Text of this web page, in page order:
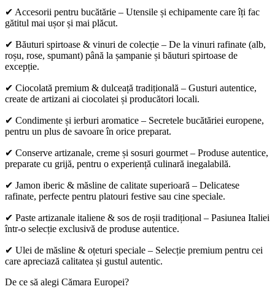
✔ Accesorii pentru bucătărie – Utensile și echipamente care îți fac
gătitul mai ușor și mai plăcut.
✔ Băuturi spirtoase & vinuri de colecție – De la vinuri rafinate (alb,
roșu, rose, spumant) până la șampanie și băuturi spirtoase de
excepție.
✔ Ciocolată premium & dulceață tradițională – Gusturi autentice,
create de artizani ai ciocolatei și producători locali.
✔ Condimente și ierburi aromatice – Secretele bucătăriei europene,
pentru un plus de savoare în orice preparat.
✔ Conserve artizanale, creme și sosuri gourmet – Produse autentice,
preparate cu grijă, pentru o experiență culinară inegalabilă.
✔ Jamon iberic & măsline de calitate superioară – Delicatese
rafinate, perfecte pentru platouri festive sau cine speciale.
✔ Paste artizanale italiene & sos de roșii tradițional – Pasiunea Italiei
într-o selecție exclusivă de produse autentice.
✔ Ulei de măsline & oțeturi speciale – Selecție premium pentru cei
care apreciază calitatea și gustul autentic.
De ce să alegi Cămara Europei?